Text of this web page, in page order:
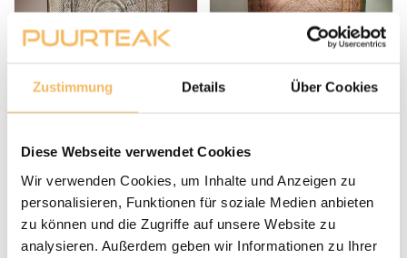
Zustimmung Details Über Cookies
Diese Webseite verwendet Cookies
Wir verwenden Cookies, um Inhalte und Anzeigen zu
personalisieren, Funktionen für soziale Medien anbieten
zu können und die Zugriffe auf unsere Website zu
analysieren. Außerdem geben wir Informationen zu Ihrer
Wandpaneel
Auf Lager, nur zur
Auf Lager, nur zur